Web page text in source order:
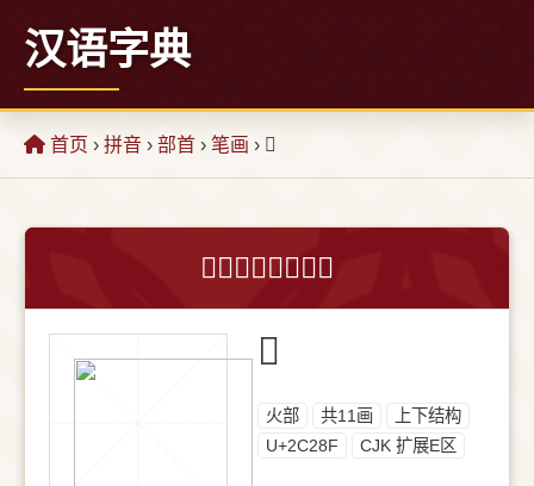
汉语字典
首页 › 拼音 › 部首 › 笔画 › 𬊏
𬊏字的意思和解释
𬊏
⽕部 共11画
上下结构
U+2C28F
CJK 扩展E区